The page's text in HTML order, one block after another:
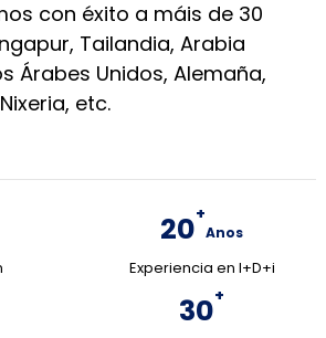
con éxito a máis de 30
Tailandia, Arabia
Árabes Unidos, Alemaña,
etc.
20+
Anos
Experiencia en I+D+i
30+